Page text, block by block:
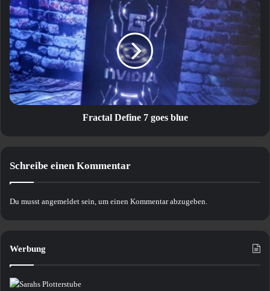
Fractal
Define
7
goes
blue
Fractal Define 7 goes blue
Schreibe einen Kommentar
Du musst angemeldet sein, um einen Kommentar abzugeben.
Werbung